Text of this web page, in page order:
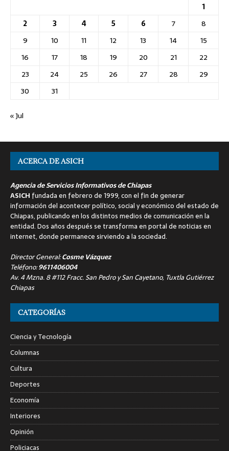
1
2
3 4 5 6 7
8
9
10 11 12 13 14
15
16
17 18 19 20 21
22
23
24 25 26 27 28
29
30
31
« Jul
ACERCA DE ASICH
Agencia de Servicios Informativos de Chiapas
ASICH fundada en febrero de 1999, con el fin de generar
información del acontecer político, social y económico del estado de
Chiapas, publicando en los distintos medios de comunicación en la
entidad. Dos años después se transforma en portal de noticias en
internet, donde permanece sirviendo a la sociedad.
Director General:Cosme Vázquez
Teléfono:9611406004
Av. 4 Mzna. 8 #112 Fracc. San Pedro y San Cayetano, Tuxtla Gutiérrez
Chiapas
CATEGORÍAS
Ciencia y Tecnología
Columnas
Cultura
Deportes
Economía
Interiores
Opinión
Policiacas